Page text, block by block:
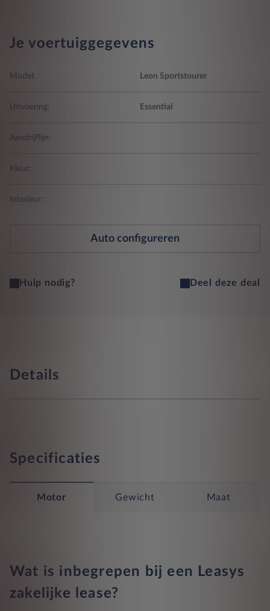
Je voertuiggegevens
Model: Leon Sportstourer
Uitvoering: Essential
Aandrijflijn:
Kleur:
Interieur:
Auto configureren
Hulp nodig? Deel deze deal
Details
Specificaties
Motor Gewicht Maat
Wat is inbegrepen bij een Leasys
zakelijke lease?